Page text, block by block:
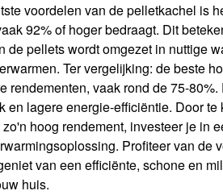
voordelen van de pelletkachel is
92% of hoger bedraagt. Dit
de pellets wordt omgezet in nuttige
Ter vergelijking: de beste
rendementen, vaak rond de 75-
en lagere energie-efficiëntie. Door te
hoog rendement, investeer je in
Profiteer van de
van een efficiënte, schone en
huis.